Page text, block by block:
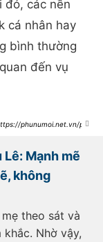
đó, các nền
cá nhân hay
bình thường
đến vụ
phunumoi.net.vn/pha
Mạnh mẽ
không
theo sát và
Nhờ vậy,